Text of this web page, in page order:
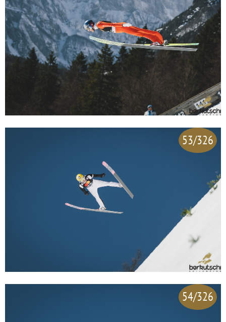
53/326
54/326